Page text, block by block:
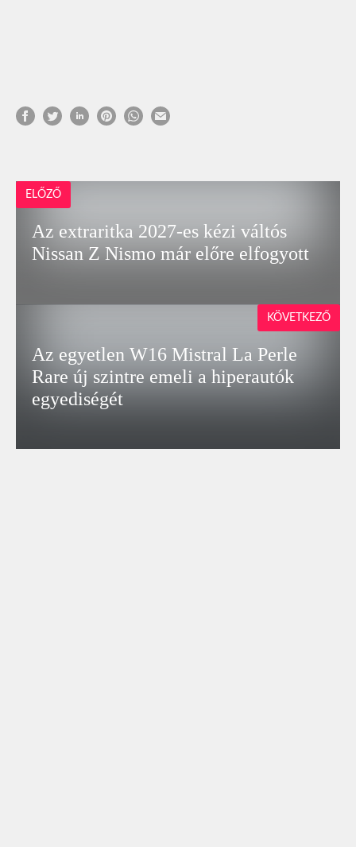
ELŐZŐ
Az extraritka 2027-es kézi váltós
Nissan Z Nismo már előre elfogyott
Az egyetlen W16 Mistral La Perle
Rare új szintre emeli a hiperautók
egyediségét
KÖVETKEZŐ